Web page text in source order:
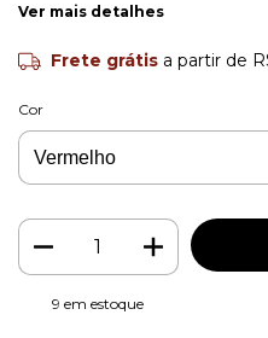
Ver mais detalhes
Frete grátis a partir de
Cor
9 em estoque